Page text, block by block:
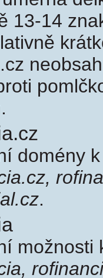
13-14
domény
.
možnosti